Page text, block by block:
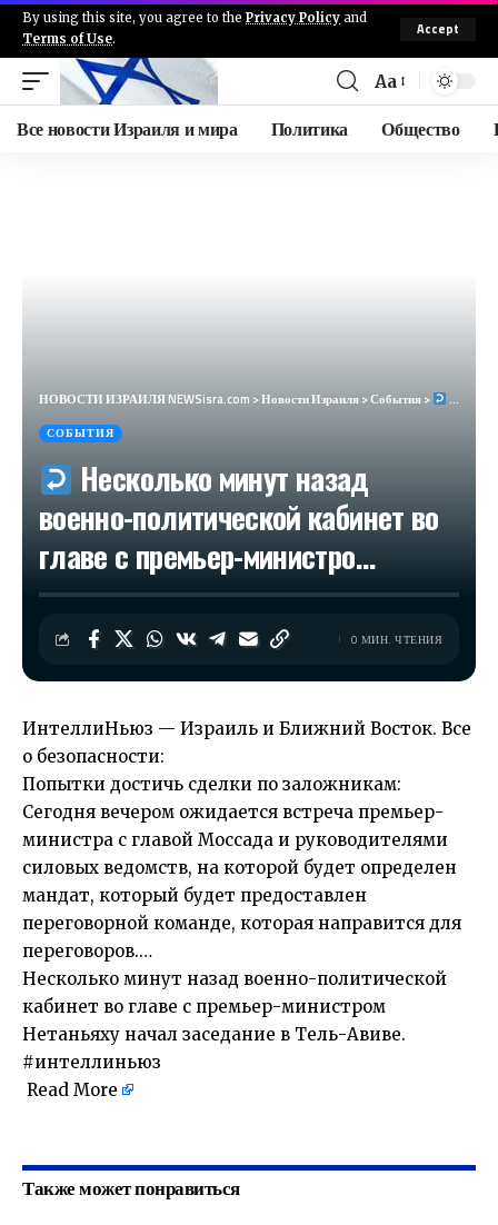
By using this site, you agree to the Privacy Policy and
Terms of Use.
Accept
Aa
Все новости Израиля и мира Политика Общество
НОВОСТИ ИЗРАИЛЯ NEWSisra.com >Новости Израиля>События>
СОБЫТИЯ
Несколько минут назад
военно-политической кабинет во
главе с премьер-министро…​
0 МИН. ЧТЕНИЯ
ИнтеллиНьюз — Израиль и Ближний Восток. Все
о безопасности:
Попытки достичь сделки по заложникам:
Сегодня вечером ожидается встреча премьер-
министра с главой Моссада и руководителями
силовых ведомств, на которой будет определен
мандат, который будет предоставлен
переговорной команде, которая направится для
переговоров.…
Несколько минут назад военно-политической
кабинет во главе с премьер-министром
Нетаньяху начал заседание в Тель-Авиве.
#интеллиньюз
Read More
Также может понравиться